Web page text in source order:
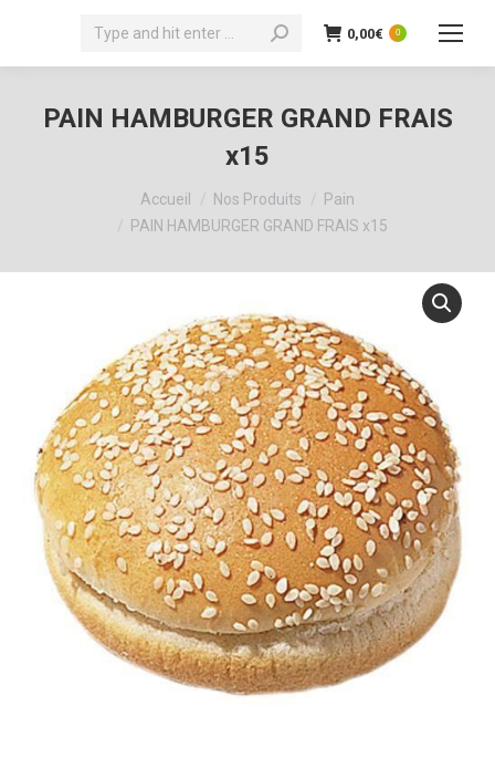
Recherche
0,00€ 0
PAIN HAMBURGER GRAND FRAIS
x15
Accueil Nos Produits
Pain
PAIN HAMBURGER GRAND FRAIS x15